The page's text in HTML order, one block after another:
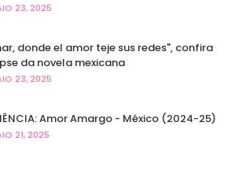
23, 2025
donde el amor teje sus redes", confira
da novela mexicana
23, 2025
Amor Amargo - México (2024-25)
21, 2025